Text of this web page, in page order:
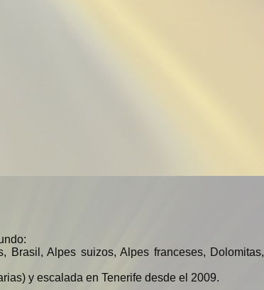
Brasil, Alpes suizos, Alpes franceses, Dolomitas,
y escalada en Tenerife desde el 2009.